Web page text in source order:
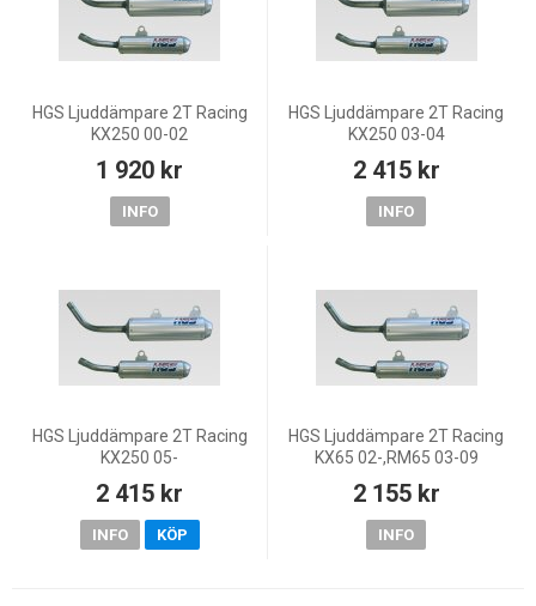
HGS Ljuddämpare 2T Racing
KX250 00-02
1 920 kr
INFO
HGS Ljuddämpare 2T Racing
KX250 03-04
2 415 kr
INFO
HGS Ljuddämpare 2T Racing
KX250 05-
2 415 kr
INFO KÖP
HGS Ljuddämpare 2T Racing
KX65 02-,RM65 03-09
2 155 kr
INFO